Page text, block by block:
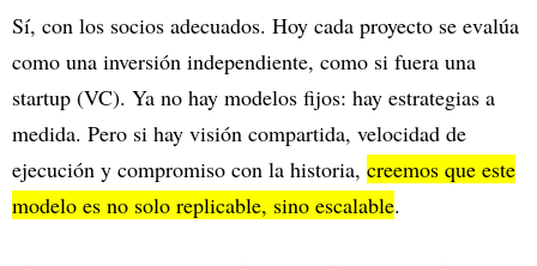
Sí, con los socios adecuados. Hoy cada proyecto se evalúa
como una inversión independiente, como si fuera una
startup (VC). Ya no hay modelos fijos: hay estrategias a
medida. Pero si hay visión compartida, velocidad de
ejecución y compromiso con la historia, creemos que este
modelo es no solo replicable, sino escalable.